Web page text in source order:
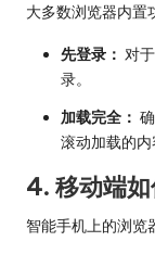
大多数浏览器内置
先登录： 对
录。
加载完全：
滚动加载的内
4. 移动端
智能手机上的浏览